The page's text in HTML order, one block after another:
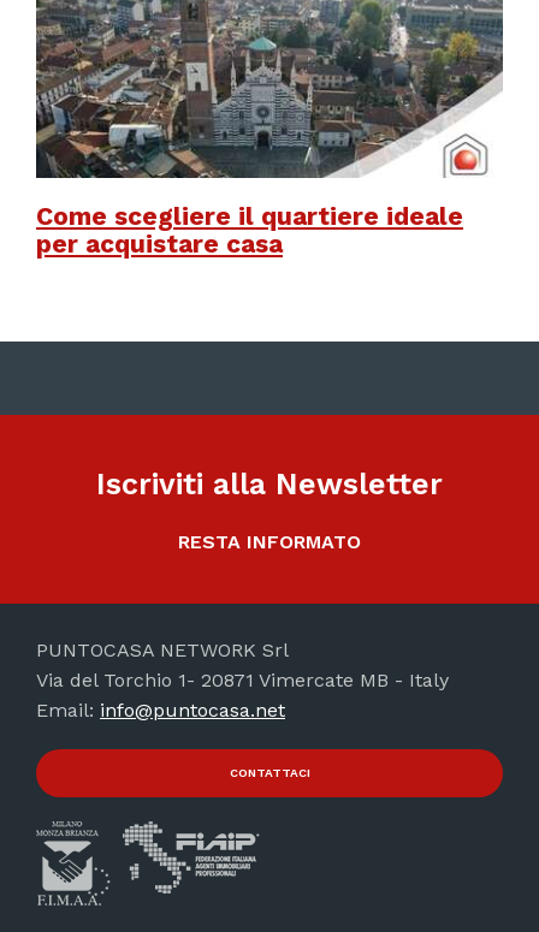
Come scegliere il quartiere ideale
per acquistare casa
Iscriviti alla Newsletter
RESTA INFORMATO
PUNTOCASA NETWORK Srl
Via del Torchio 1- 20871 Vimercate MB - Italy
Email: info@puntocasa.net
CONTATTACI